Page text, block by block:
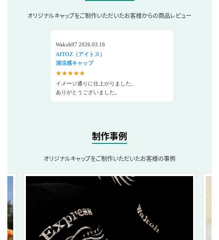
オリジナルキャップをご制作いただいたお客様からの商品レビュー
Wakoh97 2026.03.16
AITOZ（アイトス）
清涼感キャップ
★★★★★
イメージ通りに仕上がりました。
ありがとうございました。
制作事例
オリジナルキャップをご制作いただいたお客様の事例